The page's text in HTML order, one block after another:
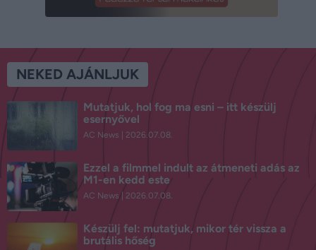
NEKED AJÁNLJUK
Mutatjuk, hol fog ma esni – itt készülj
esernyővel
AC News 2026.07.08.
Ezzel a filmmel indult az átmeneti adás az
M1-en kedd este
AC News 2026.07.08.
Készülj fel: mutatjuk, mikor tér vissza a
brutális hőség